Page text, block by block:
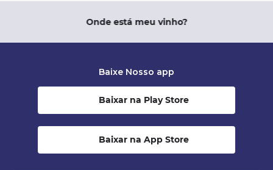
Onde está meu vinho?
Baixe Nosso app
Baixar na Play Store
Baixar na App Store